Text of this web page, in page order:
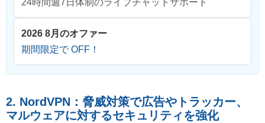
24時間週7日体制のライブチャットサポート
2026 8月のオファー
期間限定で OFF！
2. NordVPN：脅威対策で広告やトラッカー、
マルウェアに対するセキュリティを強化